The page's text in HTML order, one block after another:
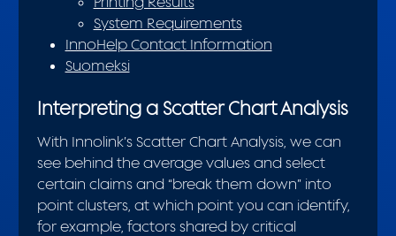
System Requirements
InnoHelp Contact Information
Suomeksi
Interpreting a Scatter Chart Analysis
With Innolink’s Scatter Chart Analysis, we can
see behind the average values and select
certain claims and “break them down” into
point clusters, at which point you can identify,
for example, factors shared by critical